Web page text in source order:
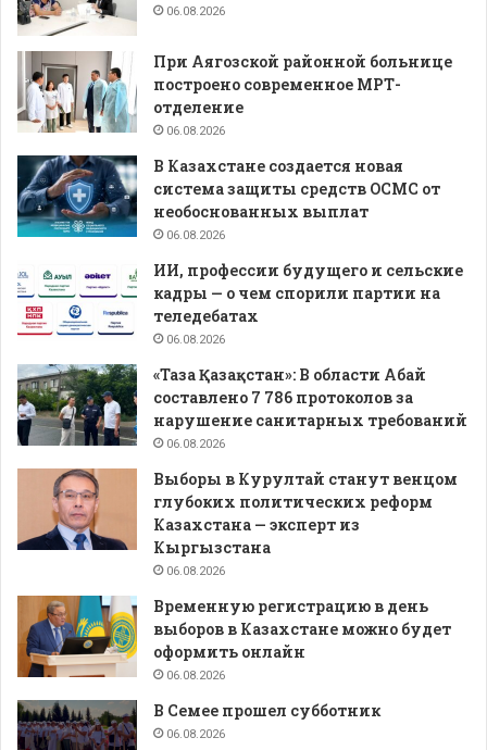
06.08.2026
При Аягозской районной больнице
построено современное МРТ-
отделение
06.08.2026
В Казахстане создается новая
система защиты средств ОСМС от
необоснованных выплат
06.08.2026
ИИ, профессии будущего и сельские
кадры — о чем спорили партии на
теледебатах
06.08.2026
«Таза Қазақстан»: В области Абай
составлено 7 786 протоколов за
нарушение санитарных требований
06.08.2026
Выборы в Курултай станут венцом
глубоких политических реформ
Казахстана — эксперт из
Кыргызстана
06.08.2026
Временную регистрацию в день
выборов в Казахстане можно будет
оформить онлайн
06.08.2026
В Семее прошел субботник
06.08.2026